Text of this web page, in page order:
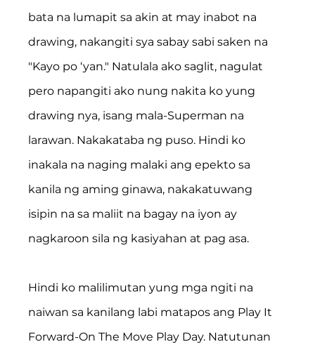
bata na lumapit sa akin at may inabot na
drawing, nakangiti sya sabay sabi saken na
"Kayo po ‘yan." Natulala ako saglit, nagulat
pero napangiti ako nung nakita ko yung
drawing nya, isang mala-Superman na
larawan. Nakakataba ng puso. Hindi ko
inakala na naging malaki ang epekto sa
kanila ng aming ginawa, nakakatuwang
isipin na sa maliit na bagay na iyon ay
nagkaroon sila ng kasiyahan at pag asa.
Hindi ko malilimutan yung mga ngiti na
naiwan sa kanilang labi matapos ang Play It
Forward-On The Move Play Day. Natutunan